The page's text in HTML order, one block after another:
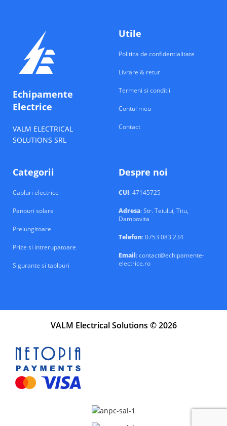
Echipamente
Electrice
VALM ELECTRICAL
SOLUTIONS SRL
Utile
Politica de confidentialitate
Livrare & retur
Termeni si conditii
Contul meu
Contact
Categorii
Cabluri electrice
Panouri solare
Prelungitoare
Prize si intrerupatoare
Sigurante si tablouri
Despre noi
CUI: 47145725
Adresa: Str. Teiului, Titu,
Dambovita
Telefon: 0753 083 234
Email: contact@echipamente-
electrice.ro
VALM Electrical Solutions © 2026